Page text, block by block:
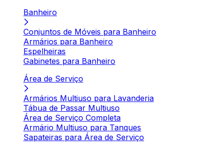
Banheiro
Conjuntos de Móveis para Banheiro
Armários para Banheiro
Espelheiras
Gabinetes para Banheiro
Área de Serviço
Armários Multiuso para Lavanderia
Tábua de Passar Multiuso
Área de Serviço Completa
Armário Multiuso para Tanques
Sapateiras para Área de Serviço